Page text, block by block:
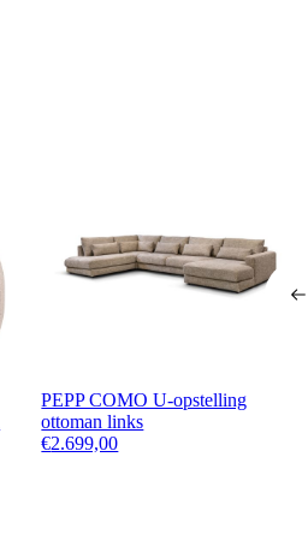
PEPP COMO U-opstelling
ottoman links
€2.699,00